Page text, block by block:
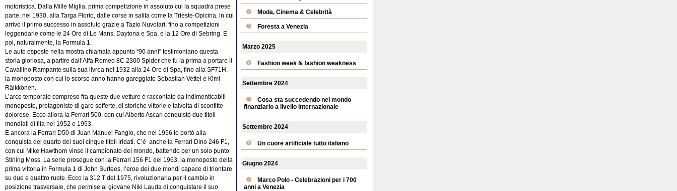
motoristica. Dalla Mille Miglia, prima competizione in assoluto cui la squadra prese
parte, nel 1930, alla Targa Florio, dalle corse in salita come la Trieste-Opicina, in cui
arrivò il primo successo in assoluto grazie a Tazio Nuvolari, fino a competizioni
leggendarie come le 24 Ore di Le Mans, Daytona e Spa, e la 12 Ore di Sebring. E
poi, naturalmente, la Formula 1.
Le auto esposte nella mostra chiamata appunto “90 anni” testimoniano questa
storia gloriosa, a partire dall’Alfa Romeo 8C 2300 Spider che fu la prima a portare il
Cavallino Rampante sulla sua livrea nel 1932 alla 24 Ore di Spa, fino alla SF71H,
la monoposto con cui lo scorso anno hanno gareggiato Sebastian Vettel e Kimi
Räikkönen.
L’arco temporale compreso fra queste due vetture è raccontato da indimenticabili
monoposto, protagoniste di gare sofferte, di storiche vittorie e talvolta di sconfitte
dolorose. Ecco allora la Ferrari 500, con cui Alberto Ascari conquistò due titoli
mondiali di fila nel 1952 e 1953.
E ancora la Ferrari D50 di Juan Manuel Fangio, che nel 1956 lo portò alla
conquista del quarto dei suoi cinque titoli iridati. C’è anche la Ferrari Dino 246 F1,
con cui Mike Hawthorn vinse il campionato del mondo, battendo per un solo punto
Stirling Moss. La serie prosegue con la Ferrari 156 F1 del 1963, la monoposto della
prima vittoria in Formula 1 di John Surtees, l’eroe dei due mondi capace di trionfare
su due e quattro ruote. Ecco la 312 T del 1975, rivoluzionaria per il cambio in
posizione trasversale, che permise al giovane Niki Lauda di conquistare il suo
Moda, Cinema & Celebrità
Foresta a Venezia
Marzo 2025
Fashion week & fashion weakness
Settembre 2024
Cosa sta succedendo nel mondo
finanziario a livello internazionale
Settembre 2024
Un cuore artificiale tutto italiano
Giugno 2024
Marco Polo - Celebrazioni per i 700
anni a Venezia